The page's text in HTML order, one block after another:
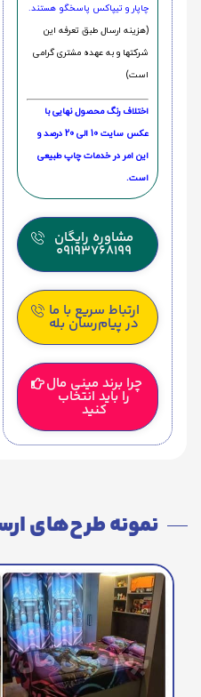
چاپار و تیپاکس پاسخگو هستند.
(هزینه ارسال طبق تعرفه این
شرکتها و به عهده مشتری گرامی
است)
اختلاف رنگ محصول نهایی با
عکس سایت 10 الی 20 درصد و
این امر در خدمات چاپ طبیعی
است.
مشاوره رایگان
09193768199
ارتباط سریع با ما
در پیام‌رسان بله
چرا برند مینی مال
را باید انتخاب
کنید
نمونه طرح‌های